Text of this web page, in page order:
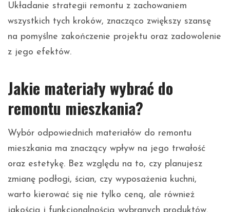
Układanie strategii remontu z zachowaniem
wszystkich tych kroków, znacząco zwiększy szansę
na pomyślne zakończenie projektu oraz zadowolenie
z jego efektów.
Jakie materiały wybrać do
remontu mieszkania?
Wybór odpowiednich materiałów do remontu
mieszkania ma znaczący wpływ na jego trwałość
oraz estetykę. Bez względu na to, czy planujesz
zmianę podłogi, ścian, czy wyposażenia kuchni,
warto kierować się nie tylko ceną, ale również